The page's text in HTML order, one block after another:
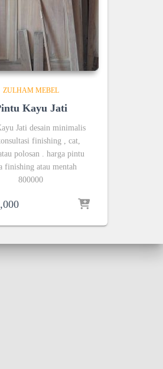
ZULHAM MEBEL
Kayu Jati
Jati desain minimalis
finishing , cat,
polosan . harga pintu
finishing atau mentah
800000